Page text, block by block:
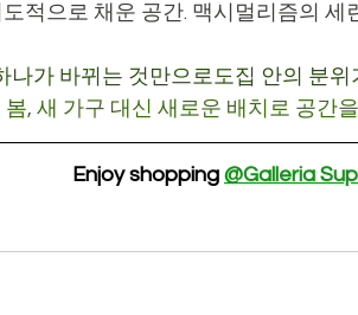
적으로 채운 공간. 맥시멀리즘의 세
나가 바뀌는 것만으로도집 안의 분
봄, 새 가구 대신 새로운 배치로 공간
Enjoy shopping @Galleria